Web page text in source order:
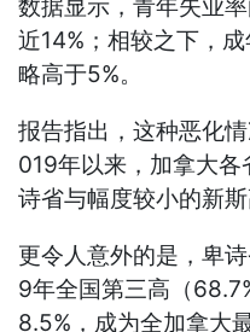
数据显示，青年失业
近14%；相较之下，
略高于5%。
报告指出，这种恶化
019年以来，加拿大
诗省与幅度较小的新斯
更令人意外的是，卑
9年全国第三高（
8.5%，成为全加拿大最